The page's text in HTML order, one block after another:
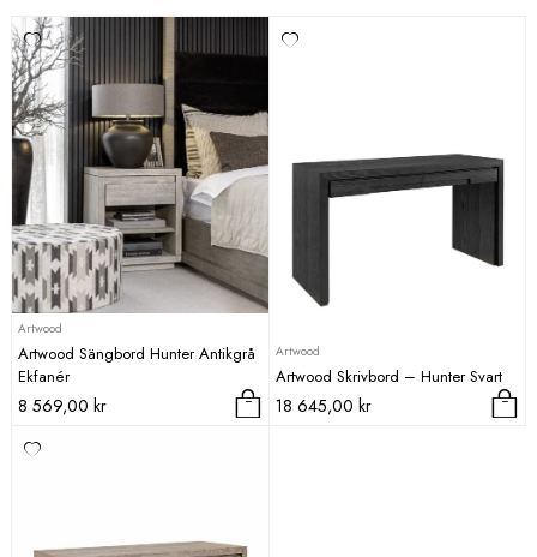
Artwood
Artwood Sängbord Hunter Antikgrå
Ekfanér
8 569,00 kr
Artwood
Artwood Skrivbord – Hunter Svart
18 645,00 kr